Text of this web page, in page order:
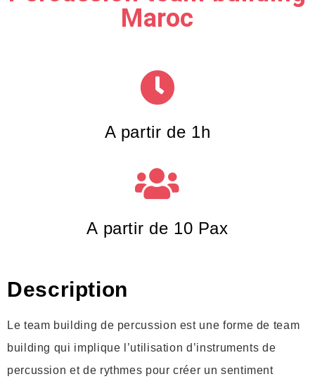
Maroc
A partir de 1h
A partir de 10 Pax
Description
Le team building de percussion est une forme de team
building qui implique l’utilisation d’instruments de
percussion et de rythmes pour créer un sentiment